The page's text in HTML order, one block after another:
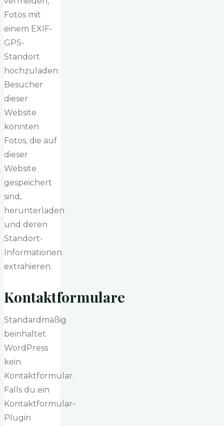
Fotos mit
einem EXIF-
GPS-
Standort
hochzuladen.
Besucher
dieser
Website
könnten
Fotos, die auf
dieser
Website
gespeichert
sind,
herunterladen
und deren
Standort-
Informationen
extrahieren.
Kontaktformulare
Standardmäßig
beinhaltet
WordPress
kein
Kontaktformular.
Falls du ein
Kontaktformular-
Plugin